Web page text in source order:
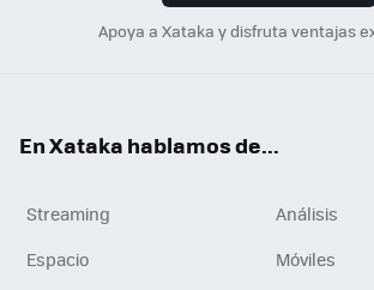
Apoya a Xataka y disfruta ventajas
En Xataka hablamos de...
Streaming
Análisis
Espacio
Móviles